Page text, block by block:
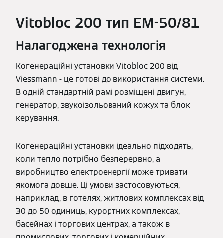
Vitobloc 200 тип EM-50/81
Налагоджена технологія
Когенераційні установки Vitobloc 200 від
Viessmann - це готові до використання системи.
В одній стандартній рамі розміщені двигун,
генератор, звукоізольований кожух та блок
керування.
Когенераційні установки ідеально підходять,
коли тепло потрібно безперервно, а
виробництво електроенергії може тривати
якомога довше. Ці умови застосовуються,
наприклад, в готелях, житлових комплексах від
30 до 50 одиниць, курортних комплексах,
басейнах і торгових центрах, а також в